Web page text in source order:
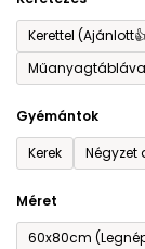
Kerettel
Gyémántok
Kerek
Négyzet
Méret
60x80cm